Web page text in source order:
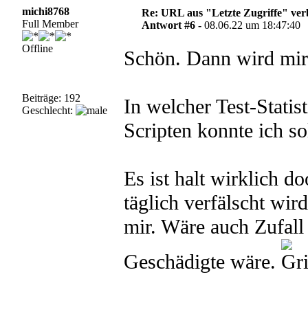
michi8768
Full Member
Offline
Beiträge: 192
Geschlecht:
Re: URL aus "Letzte Zugriffe"
Antwort #6 -08.06.22 um 18:47:40
Schön. Dann wird
In welcher Test-
Scripten konnte ich
Es ist halt wirklich
täglich verfälscht
mir. Wäre auch
Geschädigte wäre.